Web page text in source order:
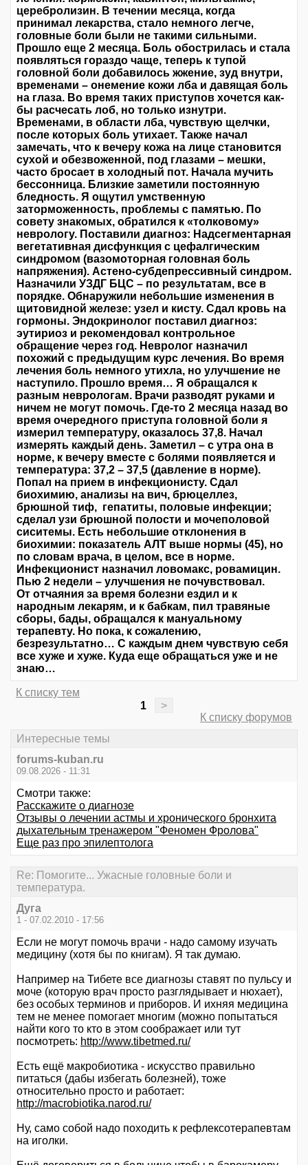
церебролизин. В течении месяца, когда
принимал лекарства, стало немного легче,
головные боли были не такими сильными.
Прошло еще 2 месяца. Боль обострилась и стала
появляться гораздо чаще, теперь к тупой
головной боли добавилось жжение, зуд внутри,
временами – онемение кожи лба и давящая боль
на глаза. Во время таких приступов хочется как-
бы расчесать лоб, но только изнутри.
Временами, в области лба, чувствую щелчки,
после которых боль утихает. Также начал
замечать, что к вечеру кожа на лице становится
сухой и обезвоженной, под глазами – мешки,
часто бросает в холодный пот. Начала мучить
бессонница. Близкие заметили постоянную
бледность. Я ощутил умственную
заторможенность, проблемы с памятью. По
совету знакомых, обратился к «толковому»
неврологу. Поставили диагноз: Надсегментарная
вегетативная дисфункция с цефалгическим
синдромом (вазомоторная головная боль
напряжения). Астено-субдепрессивный синдром.
Назначили УЗДГ БЦС – по результатам, все в
порядке. Обнаружили небольшие изменения в
щитовидной железе: узел и кисту. Сдал кровь на
гормоны. Эндокринолог поставил диагноз:
эутириоз и рекомендовал контрольное
обращение через год. Невролог назначил
похожий с предыдущим курс лечения. Во время
лечения боль немного утихла, но улучшение не
наступило. Прошло время… Я обращался к
разным неврологам. Врачи разводят руками и
ничем не могут помочь. Где-то 2 месяца назад во
время очередного приступа головной боли я
измерил температуру, оказалось 37,8. Начал
измерять каждый день. Заметил – с утра она в
норме, к вечеру вместе с болями появляется и
температура: 37,2 – 37,5 (давление в норме).
Попал на прием в инфекционисту. Сдал
биохимию, анализы на вич, брюцеллез,
брюшной тиф, гепатиты, половые инфекции;
сделал узи брюшной полости и мочеполовой
сиситемы. Есть небольшие отклонения в
биохимии: показатель АЛТ выше нормы (45), но
по словам врача, в целом, все в норме.
Инфекционист назначил ловомакс, ровамицин.
Пью 2 недели – улучшения не почувствовал.
От отчаяния за время болезни ездил и к
народным лекарям, и к бабкам, пил травяные
сборы, бады, обращался к мануальному
терапевту. Но пока, к сожалению,
безрезультатно… С каждым днем чувствую себя
все хуже и хуже. Куда еще обращаться уже и не
знаю…
К списку тем
1
>
К списку форумов
Интересные темы
forums-kuban.ru
09.08.2026 - 11:31
Смотри также:
Расскажите о диагнозе
Отзывы о лечении астмы и хронического бронхита
дыхательным тренажером "Феномен Фролова"
Еще раз про эпилептолога
Re: Помогите... Ужасные головные боли и
температура.
Дуга
1 - 07.02.2010 - 17:56
Если не могут помочь врачи - надо самому изучать
медицину (хотя бы по книгам). Я так думаю.
Например на Тибете все диагнозы ставят по пульсу и
моче (которую врач просто разглядывает и нюхает),
без особых терминов и приборов. И ихняя медицина
тем не менее помогает многим (можно попытаться
найти кого то кто в этом соображает или тут
посмотреть: http://www.tibetmed.ru/
Есть ещё макробиотика - искусство правильно
питаться (дабы избегать болезней), тоже
относительно просто и работает:
http://macrobiotika.narod.ru/
Ну, само собой надо походить к рефлексотерапевтам
на иголки.